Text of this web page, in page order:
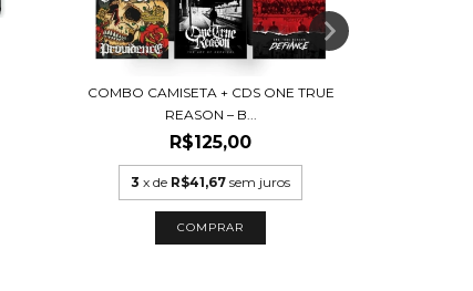
COMBO CAMISETA + CDS ONE TRUE
REASON – B...
R$125,00
3 x de R$41,67 sem juros
COMPRAR